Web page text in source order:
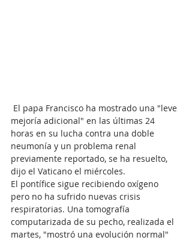
El papa Francisco ha mostrado una "leve
mejoría adicional" en las últimas 24
horas en su lucha contra una doble
neumonía y un problema renal
previamente reportado, se ha resuelto,
dijo el Vaticano el miércoles.
El pontífice sigue recibiendo oxígeno
pero no ha sufrido nuevas crisis
respiratorias. Una tomografía
computarizada de su pecho, realizada el
martes, "mostró una evolución normal"